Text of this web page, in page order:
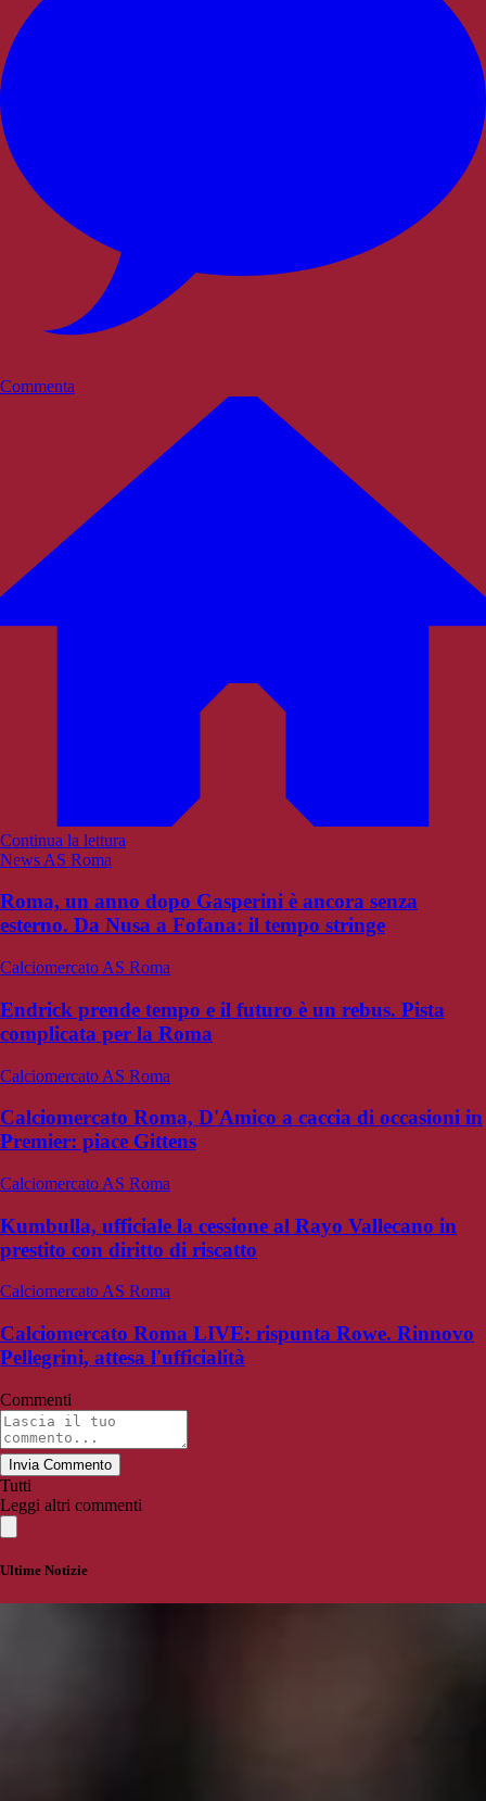
Commenta
Continua la lettura
News AS Roma
Roma, un anno dopo Gasperini è ancora senza
esterno. Da Nusa a Fofana: il tempo stringe
Calciomercato AS Roma
Endrick prende tempo e il futuro è un rebus. Pista
complicata per la Roma
Calciomercato AS Roma
Calciomercato Roma, D'Amico a caccia di occasioni in
Premier: piace Gittens
Calciomercato AS Roma
Kumbulla, ufficiale la cessione al Rayo Vallecano in
prestito con diritto di riscatto
Calciomercato AS Roma
Calciomercato Roma LIVE: rispunta Rowe. Rinnovo
Pellegrini, attesa l'ufficialità
Commenti
Invia Commento
Tutti
Leggi altri commenti
Ultime Notizie